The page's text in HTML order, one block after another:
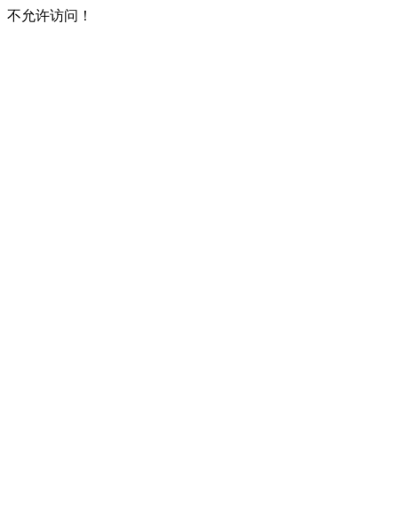
不允许访问！